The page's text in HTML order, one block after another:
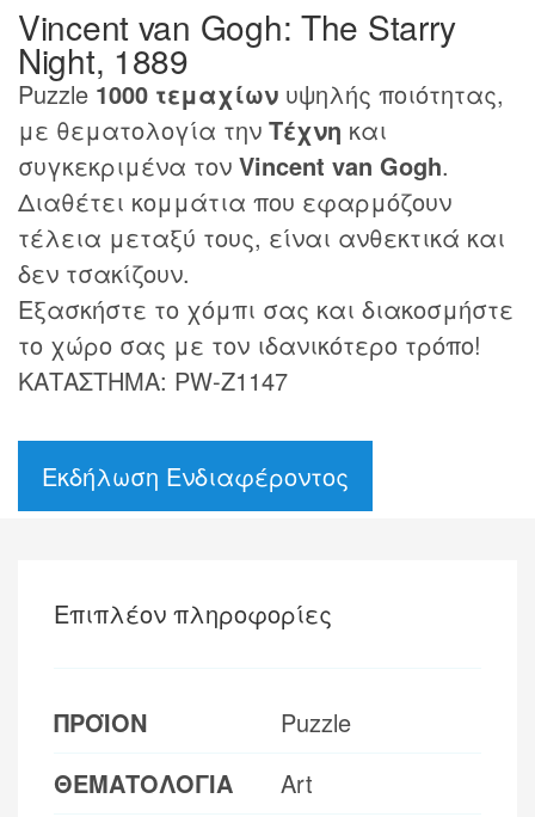
Vincent van Gogh: The Starry
Night, 1889
Puzzle 1000 τεμαχίων υψηλής ποιότητας,
με θεματολογία την Τέχνη και
συγκεκριμένα τον Vincent van Gogh.
Διαθέτει κομμάτια που εφαρμόζουν
τέλεια μεταξύ τους, είναι ανθεκτικά και
δεν τσακίζουν.
Εξασκήστε το χόμπι σας και διακοσμήστε
το χώρο σας με τον ιδανικότερο τρόπο!
ΚΑΤΑΣΤΗΜΑ: PW-Z1147
Εκδήλωση Ενδιαφέροντος
Επιπλέον πληροφορίες
ΠΡΟΪΟΝ
Puzzle
ΘΕΜΑΤΟΛΟΓΙΑ
Art